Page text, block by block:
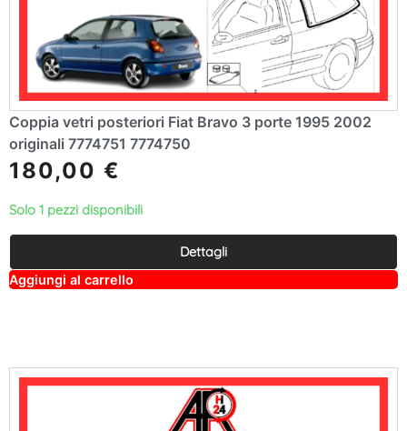
Coppia vetri posteriori Fiat Bravo 3 porte 1995 2002
originali 7774751 7774750
180,00 €
Solo 1 pezzi disponibili
Dettagli
Aggiungi al carrello
lt
ti
v